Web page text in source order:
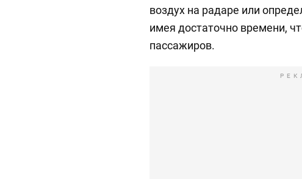
воздух на радаре или
имея достаточно времени,
пассажиров.